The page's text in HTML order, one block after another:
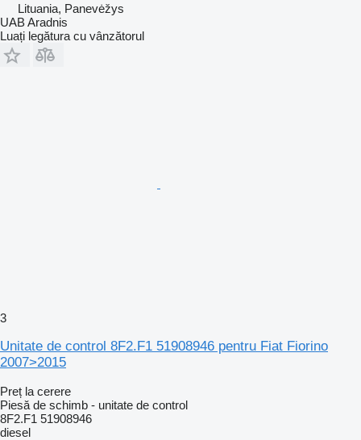
Lituania, Panevėžys
UAB Aradnis
Luați legătura cu vânzătorul
3
Unitate de control 8F2.F1 51908946 pentru Fiat Fiorino
2007>2015
Preț la cerere
Piesă de schimb - unitate de control
8F2.F1 51908946
diesel